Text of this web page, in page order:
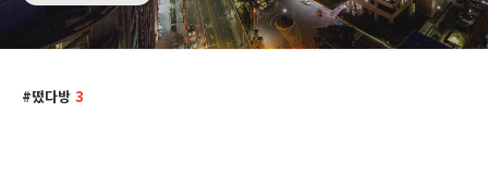
떴다방 3